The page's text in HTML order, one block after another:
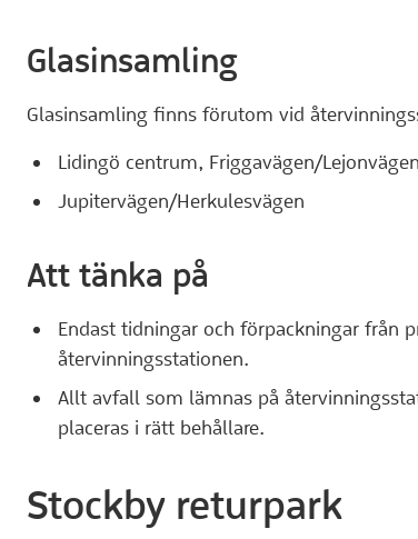
Glasinsamling
Glasinsamling finns förutom vid
Lidingö centrum, Friggavägen/Lejonvägen
Jupitervägen/Herkulesvägen
Att tänka på
Endast tidningar och förpackningar från
återvinningsstationen.
Allt avfall som lämnas på
placeras i rätt behållare.
Stockby returpark